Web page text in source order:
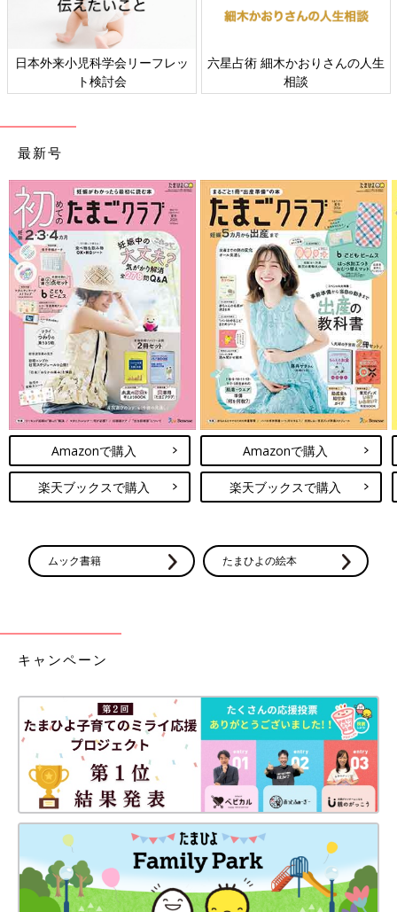
日本外来小児科学会リーフレッ
ト検討会
六星占術 細木かおりさんの人生
相談
最新号
Amazonで購入
楽天ブックスで購入
Amazonで購入
楽天ブックスで購入
ムック書籍 たまひよの絵本
キャンペーン